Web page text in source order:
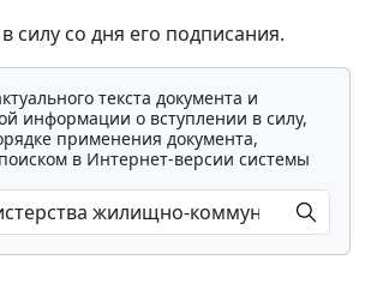
силу со дня его подписания.
текста документа и
информации о вступлении в силу,
применения документа,
в Интернет-версии системы